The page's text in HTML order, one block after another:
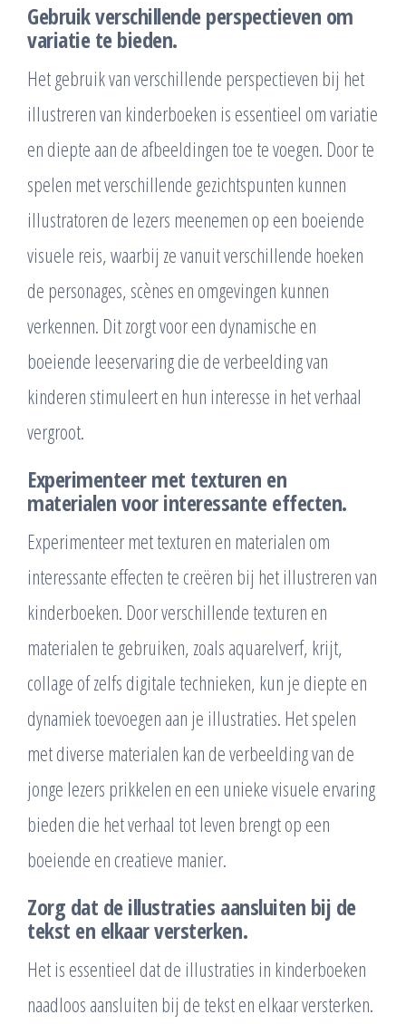
Gebruik verschillende perspectieven om
variatie te bieden.
Het gebruik van verschillende perspectieven bij het
illustreren van kinderboeken is essentieel om variatie
en diepte aan de afbeeldingen toe te voegen. Door te
spelen met verschillende gezichtspunten kunnen
illustratoren de lezers meenemen op een boeiende
visuele reis, waarbij ze vanuit verschillende hoeken
de personages, scènes en omgevingen kunnen
verkennen. Dit zorgt voor een dynamische en
boeiende leeservaring die de verbeelding van
kinderen stimuleert en hun interesse in het verhaal
vergroot.
Experimenteer met texturen en
materialen voor interessante effecten.
Experimenteer met texturen en materialen om
interessante effecten te creëren bij het illustreren van
kinderboeken. Door verschillende texturen en
materialen te gebruiken, zoals aquarelverf, krijt,
collage of zelfs digitale technieken, kun je diepte en
dynamiek toevoegen aan je illustraties. Het spelen
met diverse materialen kan de verbeelding van de
jonge lezers prikkelen en een unieke visuele ervaring
bieden die het verhaal tot leven brengt op een
boeiende en creatieve manier.
Zorg dat de illustraties aansluiten bij de
tekst en elkaar versterken.
Het is essentieel dat de illustraties in kinderboeken
naadloos aansluiten bij de tekst en elkaar versterken.